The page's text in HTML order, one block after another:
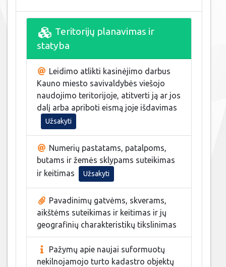
Teritorijų planavimas ir
statyba
Leidimo atlikti kasinėjimo darbus
Kauno miesto savivaldybės viešojo
naudojimo teritorijoje, atitverti ją ar jos
dalį arba apriboti eismą joje išdavimas
Užsakyti
Numerių pastatams, patalpoms,
butams ir žemės sklypams suteikimas
ir keitimas
Užsakyti
Pavadinimų gatvėms, skverams,
aikštėms suteikimas ir keitimas ir jų
geografinių charakteristikų tikslinimas
Pažymų apie naujai suformuotų
nekilnojamojo turto kadastro objektų